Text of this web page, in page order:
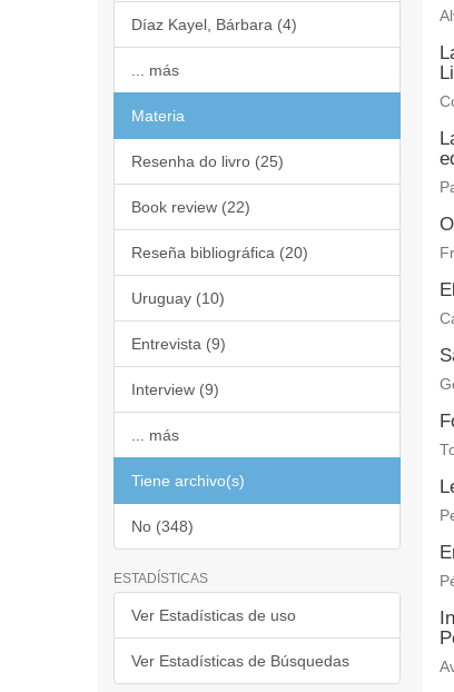
Díaz Kayel, Bárbara (4)
... más
Materia
Resenha do livro (25)
Book review (22)
Reseña bibliográfica (20)
Uruguay (10)
Entrevista (9)
Interview (9)
... más
Tiene archivo(s)
No (348)
ESTADÍSTICAS
Ver Estadísticas de uso
Ver Estadísticas de Búsquedas